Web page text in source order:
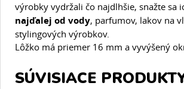
výrobky vydržali čo najdlhšie, snažte sa
najďalej od vody, parfumov, lakov na
stylingových výrobkov.
Lôžko má priemer 16 mm a vyvýšený
SÚVISIACE